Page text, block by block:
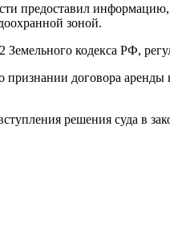
предоставил
зоной.
кодекса РФ,
договора
решения суда в